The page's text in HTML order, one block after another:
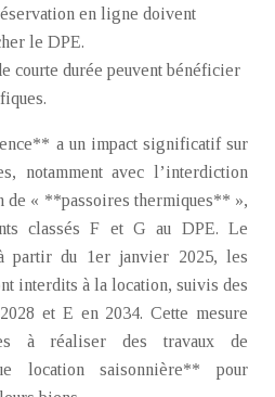
en ligne doivent
le DPE.
courte durée peuvent bénéficier
a un impact significatif sur
notamment avec l’interdiction
de « **passoires thermiques** »,
classés F et G au DPE. Le
partir du 1er janvier 2025, les
interdits à la location, suivis des
et E en 2034. Cette mesure
à réaliser des travaux de
location saisonnière** pour